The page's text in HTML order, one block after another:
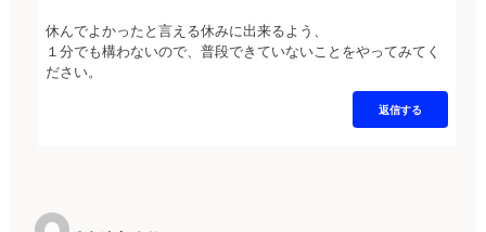
休んでよかったと言える休みに出来るよう、
１分でも構わないので、普段できていないことをやってみてく
ださい。
返信する